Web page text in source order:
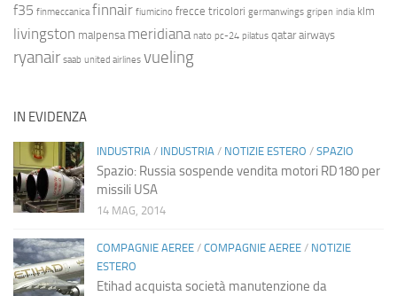
f35 finmeccanica finnair fiumicino frecce tricolori germanwings gripen india klm
livingston malpensa meridiana nato pc-24 pilatus qatar airways
ryanair saab united airlines vueling
IN EVIDENZA
INDUSTRIA / INDUSTRIA / NOTIZIE ESTERO / SPAZIO
Spazio: Russia sospende vendita motori RD180 per
missili USA
14 MAG, 2014
COMPAGNIE AEREE / COMPAGNIE AEREE / NOTIZIE
ESTERO
Etihad acquista società manutenzione da